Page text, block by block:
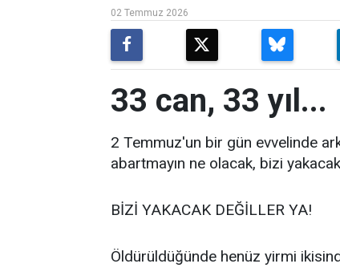
02 Temmuz 2026
33 can, 33 yıl...
2 Temmuz'un bir gün evvelinde
abartmayın ne olacak, bizi
BİZİ YAKACAK DEĞİLLER YA!
Öldürüldüğünde henüz yirmi